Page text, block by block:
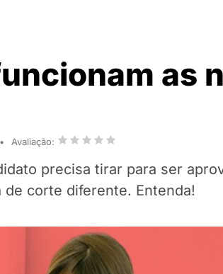
as
Avaliação:
precisa tirar para ser
corte diferente. Entenda!